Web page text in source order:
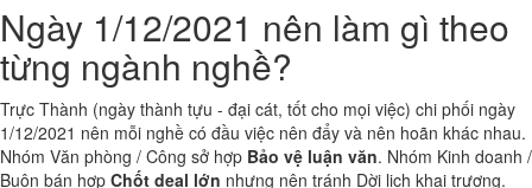
Ngày 1/12/2021 nên làm gì theo
từng ngành nghề?
Trực Thành (ngày thành tựu - đại cát, tốt cho mọi việc) chi phối ngày
1/12/2021 nên mỗi nghề có đầu việc nên đẩy và nên hoãn khác nhau.
Nhóm Văn phòng / Công sở hợp Bảo vệ luận văn. Nhóm Kinh doanh /
Buôn bán hợp Chốt deal lớn nhưng nên tránh Dời lịch khai trương.